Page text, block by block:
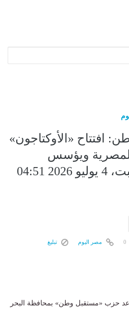
افتتاح «الأوكتاجون»
ويؤسس
لمرحلة...اليوم السبت، 4 يوليو 2026 04:51
مصر اليوم تبليغ
حزب «مستقبل وطن» بمحافظة البحر